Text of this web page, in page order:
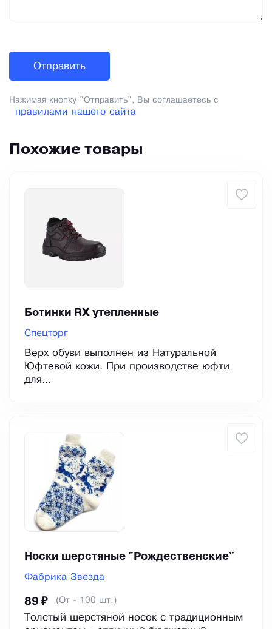
Нажимая кнопку "Отправить", Вы соглашаетесь с
правилами нашего сайта
Похожие товары
Ботинки RX утепленные
Спецторг
Верх обуви выполнен из Натуральной
Юфтевой кожи. При производстве юфти
для...
Носки шерстяные "Рождественские"
Фабрика Звезда
89 ₽ (От - 100 шт.)
Толстый шерстяной носок с традиционным